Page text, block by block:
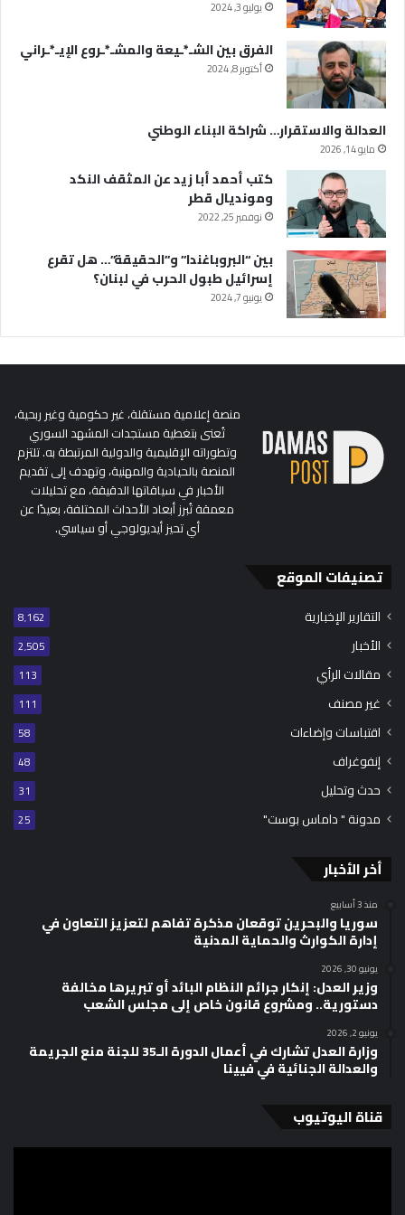
يوليو 3, 2024
الفرق بين الشـ*ـيعة والمشـ*ـروع الإيـ*ـراني
أكتوبر 8, 2024
العدالة والاستقرار… شراكة البناء الوطني
مايو 14, 2026
كتب أحمد أبا زيد عن المثقف النكد
ومونديال قطر
نوفمبر 25, 2022
بين “البروباغندا” و”الحقيقة”… هل تقرع
إسرائيل طبول الحرب في لبنان؟
يونيو 7, 2024
منصة إعلامية مستقلة، غير حكومية وغير ربحية،
تُعنى بتغطية مستجدات المشهد السوري
وتطوراته الإقليمية والدولية المرتبطة به. تلتزم
المنصة بالحيادية والمهنية، وتهدف إلى تقديم
الأخبار في سياقاتها الدقيقة، مع تحليلات
معمقة تُبرز أبعاد الأحداث المختلفة، بعيدًا عن
أي تحيز أيديولوجي أو سياسي.
تصنيفات الموقع
التقارير الإخبارية 8٬162
الأخبار 2٬505
مقالات الرأي 113
غير مصنف 111
اقتباسات وإضاءات 58
إنفوغراف 48
حدث وتحليل 31
مدونة " داماس بوست" 25
أخر الأخبار
منذ 3 أسابيع
سوريا والبحرين توقعان مذكرة تفاهم لتعزيز التعاون في
إدارة الكوارث والحماية المدنية
يونيو 30, 2026
وزير العدل: إنكار جرائم النظام البائد أو تبريرها مخالفة
دستورية.. ومشروع قانون خاص إلى مجلس الشعب
يونيو 2, 2026
وزارة العدل تشارك في أعمال الدورة الـ35 للجنة منع الجريمة
والعدالة الجنائية في فيينا
قناة اليوتيوب